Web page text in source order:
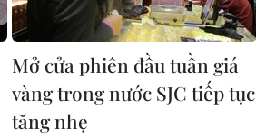
Mở cửa phiên đầu tuần giá
vàng trong nước SJC tiếp tục
tăng nhẹ